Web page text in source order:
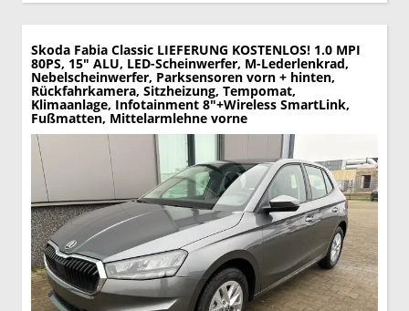
Skoda Fabia Classic LIEFERUNG KOSTENLOS! 1.0 MPI
80PS, 15" ALU, LED-Scheinwerfer, M-Lederlenkrad,
Nebelscheinwerfer, Parksensoren vorn + hinten,
Rückfahrkamera, Sitzheizung, Tempomat,
Klimaanlage, Infotainment 8"+Wireless SmartLink,
Fußmatten, Mittelarmlehne vorne